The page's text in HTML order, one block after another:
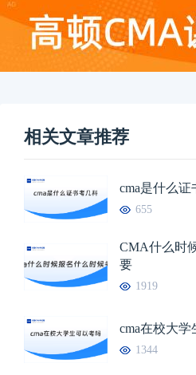
相关文章推荐
cma是什么证
655
CMA什么时
要
1919
cma在校大学
1344